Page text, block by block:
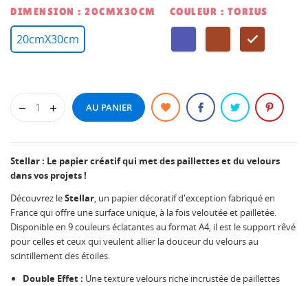
DIMENSION : 20CMX30CM
20cmX30cm
COULEUR : TORIUS
AQUARIUSRIGEL TORIUS
AU PANIER
Stellar : Le papier créatif qui met des paillettes et du velours
dans vos projets !
Découvrez leStellar, un papier décoratif d'exception fabriqué en
France qui offre une surface unique, à la fois veloutée et pailletée.
Disponible en 9 couleurs éclatantes au format A4, il est le support rêvé
pour celles et ceux qui veulent allier la douceur du velours au
scintillement des étoiles.
Double Effet : Une texture velours riche incrustée de paillettes